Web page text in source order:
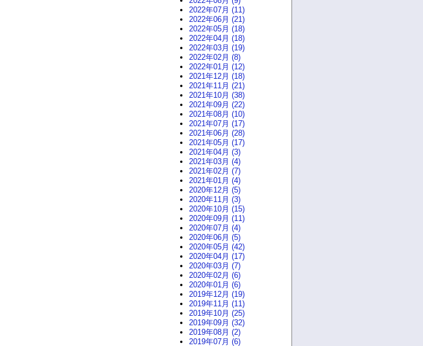
2022年07月 (11)
2022年06月 (21)
2022年05月 (18)
2022年04月 (18)
2022年03月 (19)
2022年02月 (8)
2022年01月 (12)
2021年12月 (18)
2021年11月 (21)
2021年10月 (38)
2021年09月 (22)
2021年08月 (10)
2021年07月 (17)
2021年06月 (28)
2021年05月 (17)
2021年04月 (3)
2021年03月 (4)
2021年02月 (7)
2021年01月 (4)
2020年12月 (5)
2020年11月 (3)
2020年10月 (15)
2020年09月 (11)
2020年07月 (4)
2020年06月 (5)
2020年05月 (42)
2020年04月 (17)
2020年03月 (7)
2020年02月 (6)
2020年01月 (6)
2019年12月 (19)
2019年11月 (11)
2019年10月 (25)
2019年09月 (32)
2019年08月 (2)
2019年07月 (6)